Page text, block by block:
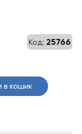
Код: 25766
в кошик